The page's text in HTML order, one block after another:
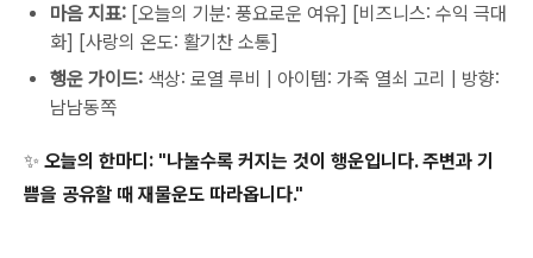
마음 지표: [오늘의 기분: 풍요로운 여유] [비즈니스: 수익 극대
화] [사랑의 온도: 활기찬 소통]
행운 가이드: 색상: 로열 루비 | 아이템: 가죽 열쇠 고리 | 방향:
남남동쪽
✨ 오늘의 한마디: "나눌수록 커지는 것이 행운입니다. 주변과 기
쁨을 공유할 때 재물운도 따라옵니다."